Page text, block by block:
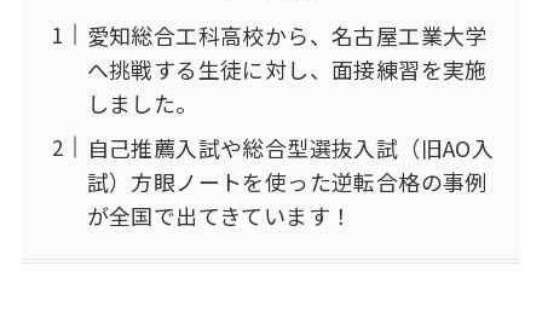
愛知総合工科高校から、名古屋工業大学
へ挑戦する生徒に対し、面接練習を実施
しました。
自己推薦入試や総合型選抜入試（旧AO入
試）方眼ノートを使った逆転合格の事例
が全国で出てきています！